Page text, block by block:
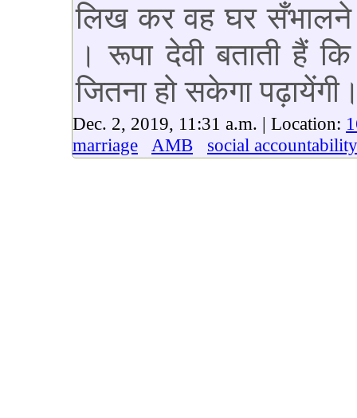
लिख कर वह घर सँभालने
। रूपा देवी बताती हैं
जितना हो सकेगा
Dec. 2, 2019, 11:31 a.m. | Location:
marriage
AMB social accountability